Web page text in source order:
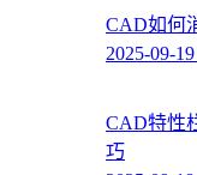
CAD如何
2025-09-
CAD特性
巧